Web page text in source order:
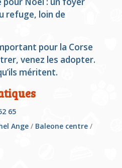
refuge, loin de
pour la Corse
venez les adopter.
méritent.
65
Ange/ Baleone centre/